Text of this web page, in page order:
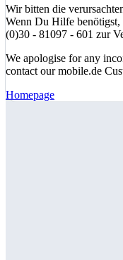
Wir bitten die
Wenn Du Hilfe benötigst,
(0)30 - 81097 - 601 zur
We apologise for any
contact our mobile.de
Homepage